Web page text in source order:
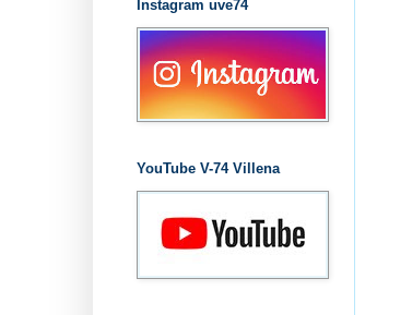
Instagram uve74
YouTube V-74 Villena